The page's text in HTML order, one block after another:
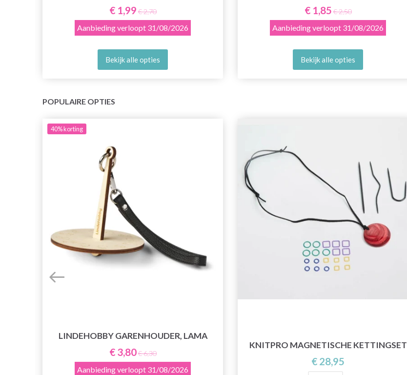
€ 1,99 € 2,70
Aanbieding verloopt 31/08/2026
Bekijk alle opties
€ 1,85 € 2,50
Aanbieding verloopt 31/08/2026
Bekijk alle opties
POPULAIRE OPTIES
40%korting
LINDEHOBBY GARENHOUDER, LAMA
€ 3,80€ 6,30
Aanbieding verloopt 31/08/2026
KNITPRO MAGNETISCHE KETTINGSET
€ 28,95